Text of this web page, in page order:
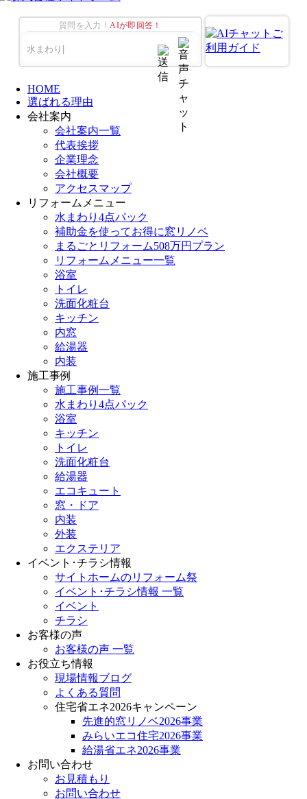
質問を入力！AIが即回答！
HOME
選ばれる理由
会社案内
会社案内一覧
代表挨拶
企業理念
会社概要
アクセスマップ
リフォームメニュー
水まわり4点パック
補助金を使ってお得に窓リノベ
まるごとリフォーム508万円プラン
リフォームメニュー一覧
浴室
トイレ
洗面化粧台
キッチン
内窓
給湯器
内装
施工事例
施工事例一覧
水まわり4点パック
浴室
キッチン
トイレ
洗面化粧台
給湯器
エコキュート
窓・ドア
内装
外装
エクステリア
イベント･チラシ情報
サイトホームのリフォーム祭
イベント･チラシ情報 一覧
イベント
チラシ
お客様の声
お客様の声 一覧
お役立ち情報
現場情報ブログ
よくある質問
住宅省エネ2026キャンペーン
先進的窓リノベ2026事業
みらいエコ住宅2026事業
給湯省エネ2026事業
お問い合わせ
お見積もり
お問い合わせ